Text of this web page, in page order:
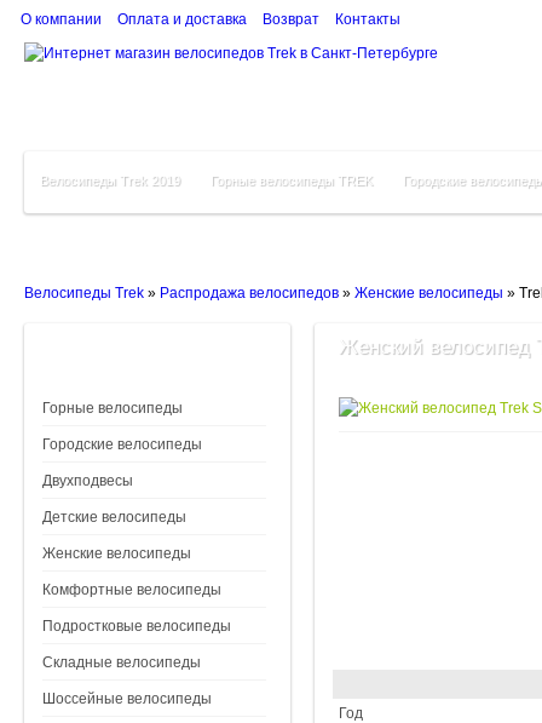
О компании Оплата и доставка Возврат Контакты
Велосипеды Trek 2019 Горные велосипеды TREK Городские
Велосипеды Trek » Распродажа велосипедов » Женские велосипеды »
Горные велосипеды
Городские велосипеды
Двухподвесы
Детские велосипеды
Женские велосипеды
Комфортные велосипеды
Подростковые велосипеды
Складные велосипеды
Шоссейные велосипеды
Женский велосипед
Год